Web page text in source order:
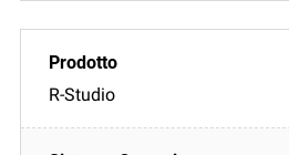
R-Studio